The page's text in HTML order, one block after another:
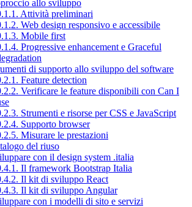
allo sviluppo
Attività preliminari
Web design responsivo e accessibile
Mobile first
Progressive enhancement e Graceful
di supporto allo sviluppo del software
Feature detection
Verificare le feature disponibili con Can I
Strumenti e risorse per CSS e JavaScript
Supporto browser
Misurare le prestazioni
del riuso
con il design system .italia
Il framework Bootstrap Italia
Il kit di sviluppo React
Il kit di sviluppo Angular
con i modelli di sito e servizi